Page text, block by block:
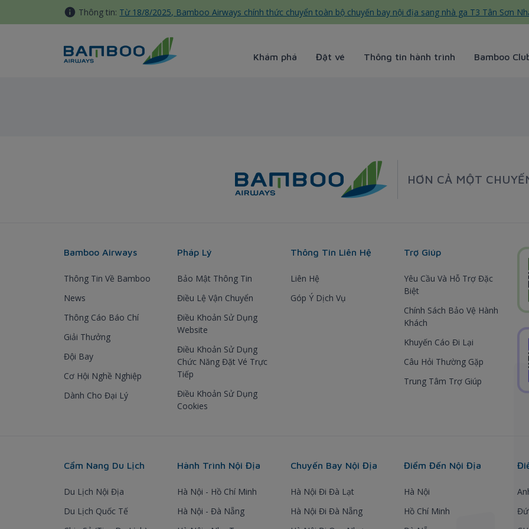
Truy cập nội dung luôn
Thông tin: Từ 18/8/2025, Bamboo Airways chính thức chuyển toàn bộ chuyến bay nội địa sang nhà ga T3 Tân Sơn
Khám phá Đặt vé Thông tin hành trình Bamboo
HƠN CẢ MỘT
Bamboo Airways
Thông Tin Về Bamboo
News
Thông Cáo Báo Chí
Giải Thưởng
Đội Bay
Cơ Hội Nghề Nghiệp
Dành Cho Đại Lý
Pháp Lý
Bảo Mật Thông Tin
Điều Lệ Vận Chuyển
Điều Khoản Sử Dụng
Website
Điều Khoản Sử Dụng
Chức Năng Đặt Vé Trực
Tiếp
Điều Khoản Sử Dụng
Cookies
Thông Tin Liên Hệ
Liên Hệ
Góp Ý Dịch Vụ
Trợ Giúp
Yêu Cầu Và Hỗ Trợ Đặc
Biệt
Chính Sách Bảo Vệ Hành
Khách
Khuyến Cáo Đi Lại
Câu Hỏi Thường Gặp
Trung Tâm Trợ Giúp
Cẩm Nang Du Lịch
Du Lịch Nội Địa
Du Lịch Quốc Tế
Hành Trình Nội Địa
Hà Nội - Hồ Chí Minh
Hà Nội - Đà Nẵng
Chuyến Bay Nội Địa
Hà Nội Đi Đà Lạt
Hà Nội Đi Đà Nẵng
Điểm Đến Nội Địa
Hà Nội
Hồ Chí Minh